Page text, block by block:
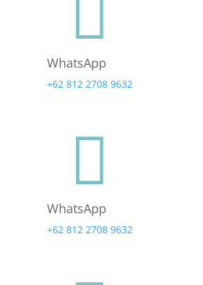

WhatsApp
+62 812 2708 9632

WhatsApp
+62 812 2708 9632